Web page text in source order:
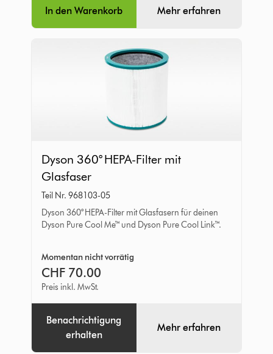
In den Warenkorb Mehr erfahren
360°
HEPA-
Filter
mit
Glasfaser
Dyson 360° HEPA-Filter mit
Glasfaser
Teil Nr. 968103-05
Dyson 360° HEPA-Filter mit Glasfasern für deinen
Dyson Pure Cool Me™ und Dyson Pure Cool Link™.
Momentan nicht vorrätig
CHF 70.00
Preis inkl. MwSt.
Benachrichtigung
erhalten
Mehr erfahren